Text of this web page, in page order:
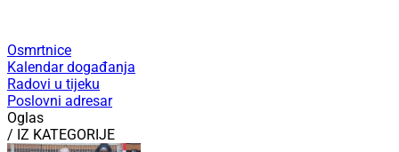
Osmrtnice
Kalendar događanja
Radovi u tijeku
Poslovni adresar
Oglas
/ IZ KATEGORIJE